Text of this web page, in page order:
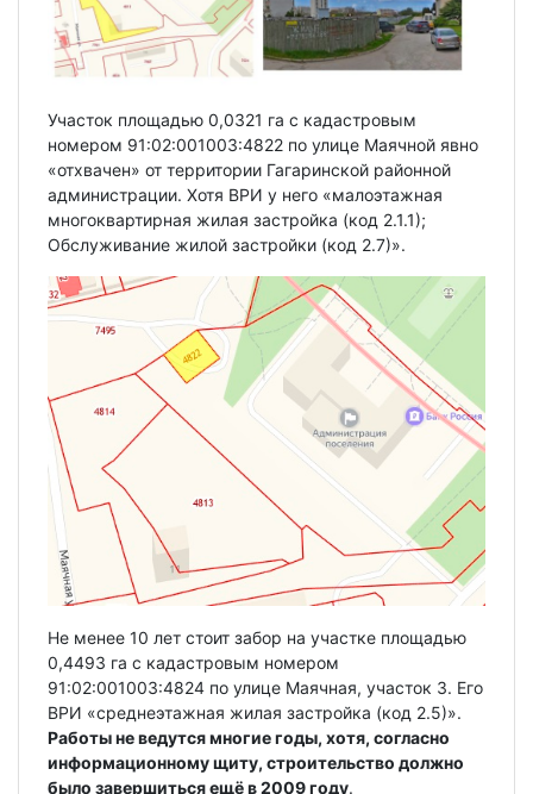
Участок площадью 0,0321 га с кадастровым
номером 91:02:001003:4822 по улице Маячной явно
«отхвачен» от территории Гагаринской районной
администрации. Хотя ВРИ у него «малоэтажная
многоквартирная жилая застройка (код 2.1.1);
Обслуживание жилой застройки (код 2.7)».
Не менее 10 лет стоит забор на участке площадью
0,4493 га с кадастровым номером
91:02:001003:4824 по улице Маячная, участок 3. Его
ВРИ «среднеэтажная жилая застройка (код 2.5)».
Работы не ведутся многие годы, хотя, согласно
информационному щиту, строительство должно
было завершиться ещё в 2009 году.